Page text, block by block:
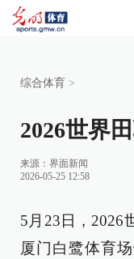
综合体育 >
2026世界
来源： 界面新闻
2026-05-25 12:58
5月23日，2026
厦门白鹭体育